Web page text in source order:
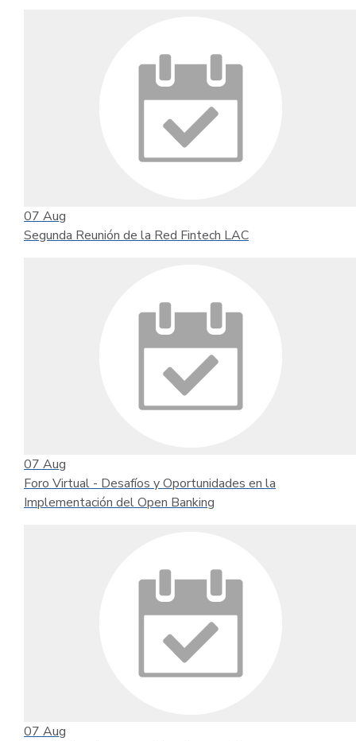
07 Aug
Segunda Reunión de la Red Fintech LAC
07 Aug
Foro Virtual - Desafíos y Oportunidades en la
Implementación del Open Banking
07 Aug